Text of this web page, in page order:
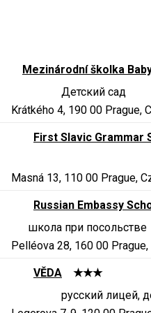
Mezinárodní školka
Детский сад
Krátkého 4, 190 00 Prague,
First Slavic Grammar
Masná 13, 110 00 Prague,
Russian Embassy
школа при посольстве
Pelléova 28, 160 00 Prague,
VĚDA
★★★
русский лицей,